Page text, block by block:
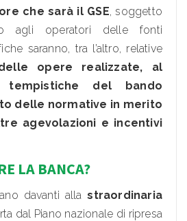
che sarà il GSE, soggetto
agli operatori delle fonti
saranno, tra l’altro, relative
opere realizzate, al
del bando
delle normative in merito
agevolazioni e incentivi
LA BANCA?
davanti allastraordinaria
dal Piano nazionale di ripresa